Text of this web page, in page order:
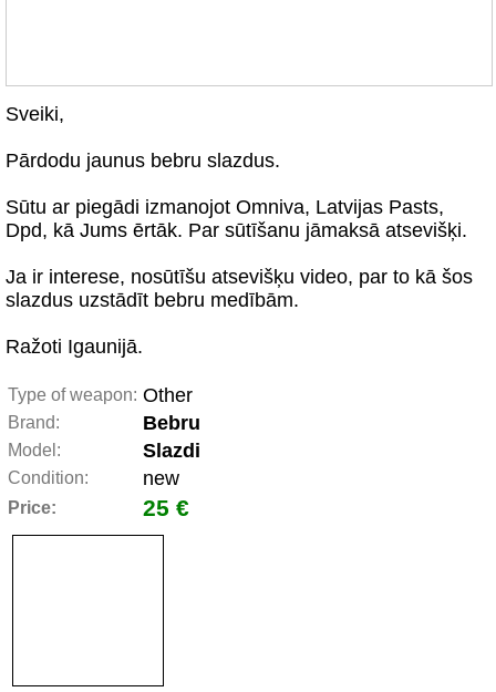
Sveiki,
Pārdodu jaunus bebru slazdus.
Sūtu ar piegādi izmanojot Omniva, Latvijas Pasts,
Dpd, kā Jums ērtāk. Par sūtīšanu jāmaksā atsevišķi.
Ja ir interese, nosūtīšu atsevišķu video, par to kā šos
slazdus uzstādīt bebru medībām.
Ražoti Igaunijā.
Type of weapon: Other
Brand: Bebru
Model: Slazdi
Condition: new
Price: 25 €